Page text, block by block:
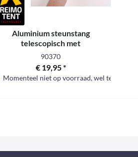
Aluminium steunstang
telescopisch met
draaimechanisme
Vergrendelsysteem
90370
€ 19,95 *
Momenteel niet op voorraad, wel te bestellen